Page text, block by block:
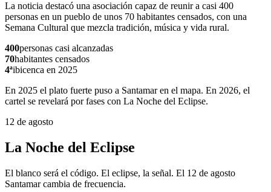
La noticia destacó una asociación capaz de reunir a casi 400
personas en un pueblo de unos 70 habitantes censados, con una
Semana Cultural que mezcla tradición, música y vida rural.
400personas casi alcanzadas
70habitantes censados
4ªibicenca en 2025
En 2025 el plato fuerte puso a Santamar en el mapa. En 2026, el
cartel se revelará por fases con La Noche del Eclipse.
12 de agosto
La Noche del Eclipse
El blanco será el código. El eclipse, la señal. El 12 de agosto
Santamar cambia de frecuencia.